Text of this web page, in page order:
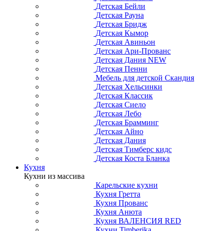
Детская Бейли
Детская Рауна
Детская Бридж
Детская Кымор
Детская Авиньон
Детская Ари-Прованс
Детская Дания NEW
Детская Пенни
Мебель для детской Скандия
Детская Хельсинки
Детская Классик
Детская Сиело
Детская Лебо
Детская Брамминг
Детская Айно
Детская Дания
Детская Тимберс кидс
Детская Коста Бланка
Кухня
Кухни из массива
Карельские кухни
Кухня Гретта
Кухня Прованс
Кухня Анюта
Кухня ВАЛЕНСИЯ RED